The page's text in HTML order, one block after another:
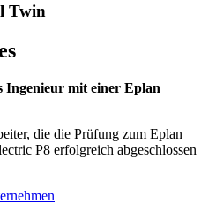
Twin
Ingenieur mit einer Eplan
die die Prüfung zum Eplan
P8 erfolgreich abgeschlossen